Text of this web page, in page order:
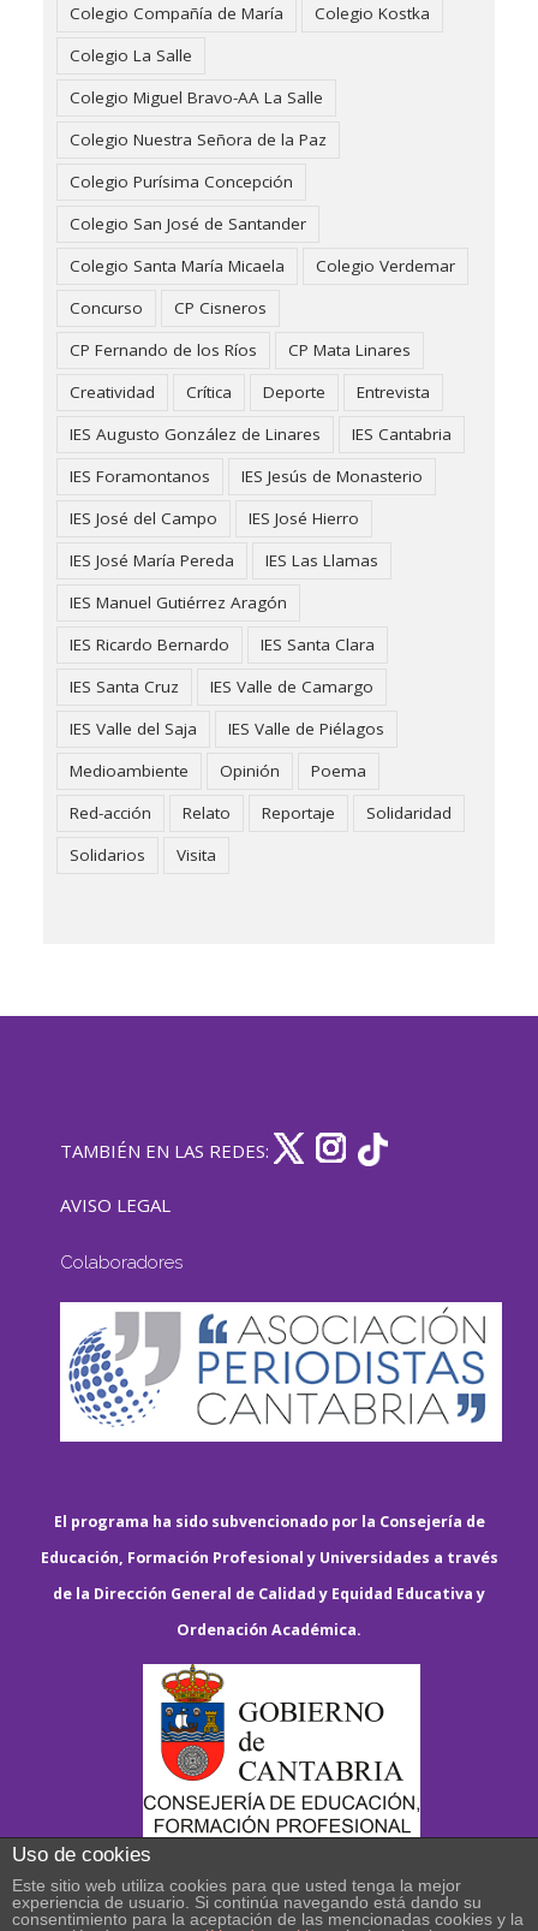
Colegio Compañía de María
Colegio Kostka
Colegio La Salle
Colegio Miguel Bravo-AA La Salle
Colegio Nuestra Señora de la Paz
Colegio Purísima Concepción
Colegio San José de Santander
Colegio Santa María Micaela
Colegio Verdemar
Concurso
CP Cisneros
CP Fernando de los Ríos
CP Mata Linares
Creatividad
Crítica Deporte
Entrevista
IES Augusto González de Linares
IES Cantabria
IES Foramontanos
IES Jesús de Monasterio
IES José del Campo
IES José Hierro
IES José María Pereda
IES Las Llamas
IES Manuel Gutiérrez Aragón
IES Ricardo Bernardo
IES Santa Clara
IES Santa Cruz
IES Valle de Camargo
IES Valle del Saja
IES Valle de Piélagos
Medioambiente
Opinión
Poema
Red-acción
Relato Reportaje
Solidaridad
Solidarios
Visita
TAMBIÉN EN LAS REDES:
AVISO LEGAL
Colaboradores
El programa ha sido subvencionado por la Consejería de
Educación, Formación Profesional y Universidades a través
de la Dirección General de Calidad y Equidad Educativa y
Ordenación Académica.
Uso de cookies
Este sitio web utiliza cookies para que usted tenga la mejor
experiencia de usuario. Si continúa navegando está dando su
consentimiento para la aceptación de las mencionadas cookies y la